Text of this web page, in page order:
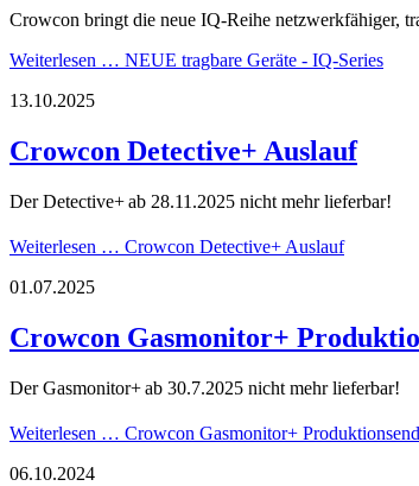
Crowcon bringt die neue IQ-Reihe netzwerkfähiger,
Weiterlesen … NEUE tragbare Geräte - IQ-Series
13.10.2025
Crowcon Detective+ Auslauf
Der Detective+ab 28.11.2025 nicht mehr lieferbar!
Weiterlesen … Crowcon Detective+ Auslauf
01.07.2025
Crowcon Gasmonitor+
Der Gasmonitor+ab 30.7.2025 nicht mehr lieferbar!
Weiterlesen … Crowcon Gasmonitor+
06.10.2024